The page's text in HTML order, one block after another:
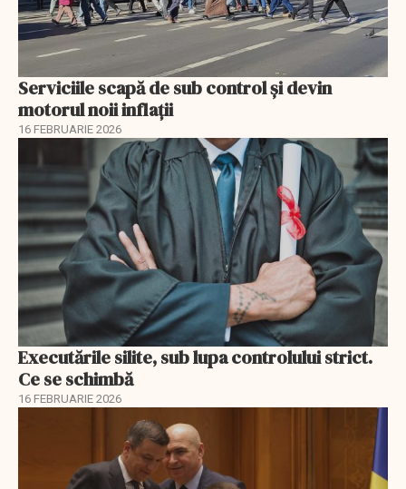
Serviciile scapă de sub control și devin
motorul noii inflații
16 FEBRUARIE 2026
Executările silite, sub lupa controlului strict.
Ce se schimbă
16 FEBRUARIE 2026